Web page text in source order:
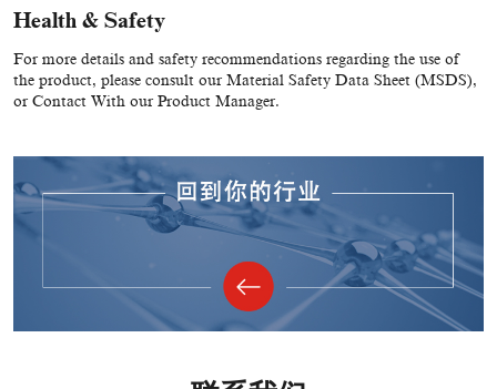
Health & Safety
For more details and safety recommendations regarding the use of
the product, please consult our Material Safety Data Sheet (MSDS),
or Contact With our Product Manager.